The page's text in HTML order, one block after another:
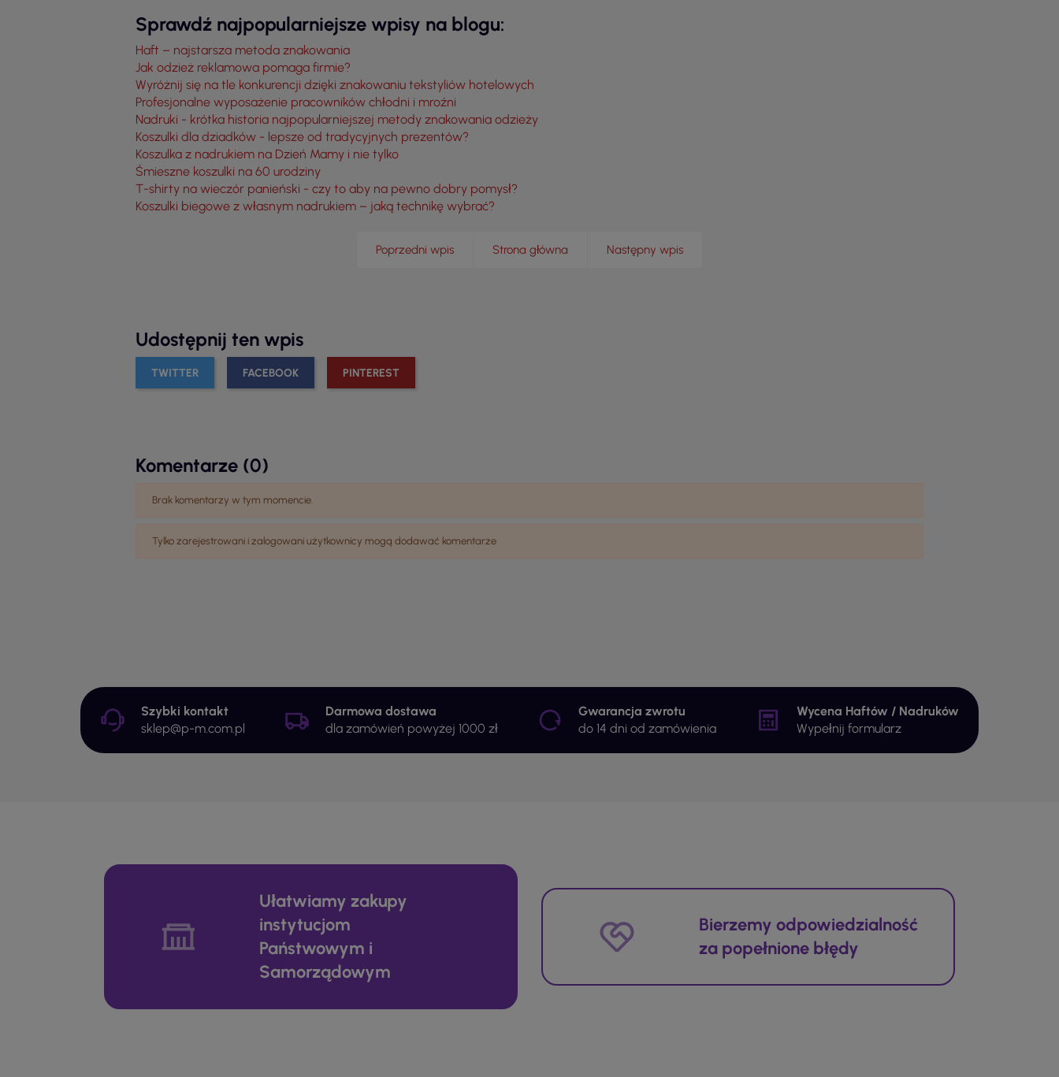
Sprawdź najpopularniejsze wpisy na blogu:
Haft – najstarsza metoda znakowania
Jak odzież reklamowa pomaga firmie?
Wyróżnij się na tle konkurencji dzięki znakowaniu tekstyliów hotelowych
Profesjonalne wyposażenie pracowników chłodni i mroźni
Nadruki - krótka historia najpopularniejszej metody znakowania odzieży
Koszulki dla dziadków - lepsze od tradycyjnych prezentów?
Koszulka z nadrukiem na Dzień Mamy i nie tylko
Śmieszne koszulki na 60 urodziny
T-shirty na wieczór panieński - czy to aby na pewno dobry pomysł?
Koszulki biegowe z własnym nadrukiem – jaką technikę wybrać?
Poprzedni wpis Strona główna Następny wpis
Udostępnij ten wpis
TWITTER FACEBOOK PINTEREST
Komentarze (0)
Brak komentarzy w tym momencie.
Tylko zarejestrowani i zalogowani użytkownicy mogą dodawać komentarze
Szybki kontakt
sklep@p-m.com.pl
Darmowa dostawa
dla zamówień powyżej 1000 zł
Gwarancja zwrotu
do 14 dni od zamówienia
Wycena Haftów / Nadruków
Wypełnij formularz
Ułatwiamy zakupy
instytucjom
Państwowym i
Samorządowym
Bierzemy odpowiedzialność
za popełnione błędy